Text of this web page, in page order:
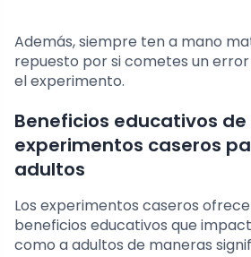
Además, siempre ten a mano
repuesto por si cometes un
el experimento.
Beneficios educativos de
experimentos caseros
adultos
Los experimentos caseros
beneficios educativos que
como a adultos de maneras